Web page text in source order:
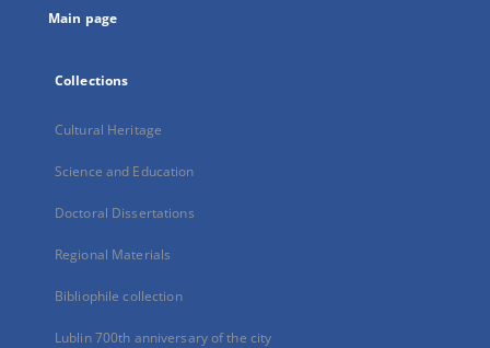
Main page
Collections
Cultural Heritage
Science and Education
Doctoral Dissertations
Regional Materials
Bibliophile collection
Lublin 700th anniversary of the city